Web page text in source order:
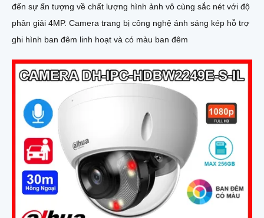
đến sự ấn tượng về chất lượng hình ảnh vô cùng sắc nét với độ
phân giải 4MP. Camera trang bị công nghệ ánh sáng kép hỗ trợ
ghi hình ban đêm linh hoạt và có màu ban đêm